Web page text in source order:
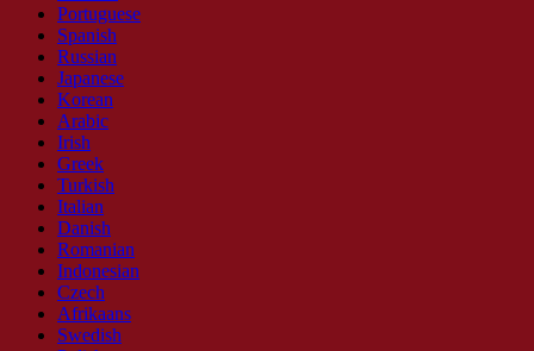
Portuguese
Spanish
Russian
Japanese
Korean
Arabic
Irish
Greek
Turkish
Italian
Danish
Romanian
Indonesian
Czech
Afrikaans
Swedish